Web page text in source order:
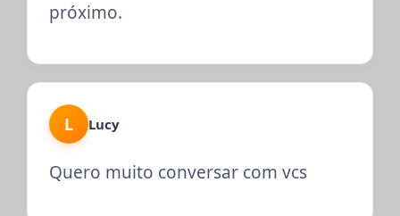
próximo.
L Lucy
Quero muito conversar com vcs